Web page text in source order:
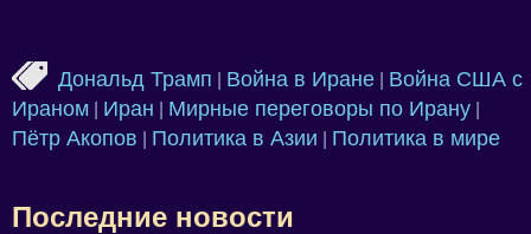
Дональд Трамп Война в Иране
Война США с
Ираном
Иран Мирные переговоры по Ирану
Пётр Акопов Политика в Азии Политика в мире
Последние новости